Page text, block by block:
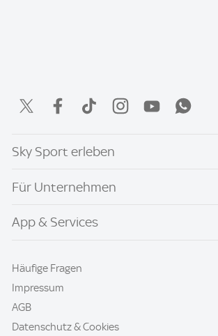
Sky Sport erleben
Für Unternehmen
App & Services
Häufige Fragen
Impressum
AGB
Datenschutz & Cookies